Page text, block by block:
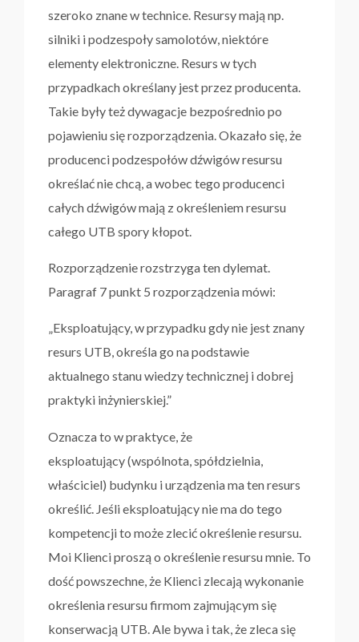
szeroko znane w technice. Resursy mają np.
silniki i podzespoły samolotów, niektóre
elementy elektroniczne. Resurs w tych
przypadkach określany jest przez producenta.
Takie były też dywagacje bezpośrednio po
pojawieniu się rozporządzenia. Okazało się, że
producenci podzespołów dźwigów resursu
określać nie chcą, a wobec tego producenci
całych dźwigów mają z określeniem resursu
całego UTB spory kłopot.
Rozporządzenie rozstrzyga ten dylemat.
Paragraf 7 punkt 5 rozporządzenia mówi:
„Eksploatujący, w przypadku gdy nie jest znany
resurs UTB, określa go na podstawie
aktualnego stanu wiedzy technicznej i dobrej
praktyki inżynierskiej.”
Oznacza to w praktyce, że
eksploatujący (wspólnota, spółdzielnia,
właściciel) budynku i urządzenia ma ten resurs
określić. Jeśli eksploatujący nie ma do tego
kompetencji to może zlecić określenie resursu.
Moi Klienci proszą o określenie resursu mnie. To
dość powszechne, że Klienci zlecają wykonanie
określenia resursu firmom zajmującym się
konserwacją UTB. Ale bywa i tak, że zleca się